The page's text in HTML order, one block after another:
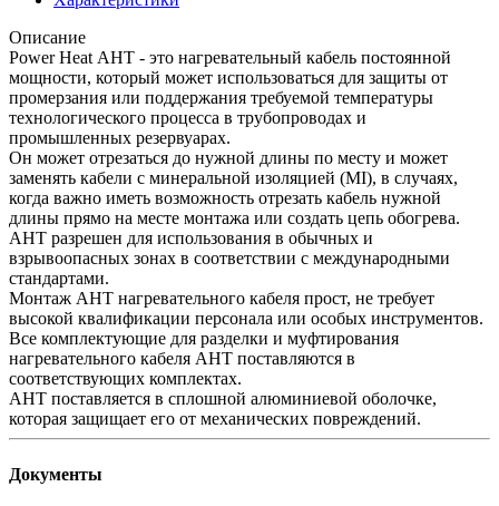
Описание
Power Heat АНТ - это нагревательный кабель постоянной
мощности, который может использоваться для защиты от
промерзания или поддержания требуемой температуры
технологического процесса в трубопроводах и
промышленных резервуарах.
Он может отрезаться до нужной длины по месту и может
заменять кабели с минеральной изоляцией (МI), в случаях,
когда важно иметь возможность отрезать кабель нужной
длины прямо на месте монтажа или создать цепь обогрева.
АНТ разрешен для использования в обычных и
взрывоопасных зонах в соответствии с международными
стандартами.
Монтаж АНТ нагревательного кабеля прост, не требует
высокой квалификации персонала или особых инструментов.
Все комплектующие для разделки и муфтирования
нагревательного кабеля AHT поставляются в
соответствующих комплектах.
АНТ поставляется в сплошной алюминиевой оболочке,
которая защищает его от механических повреждений.
Документы